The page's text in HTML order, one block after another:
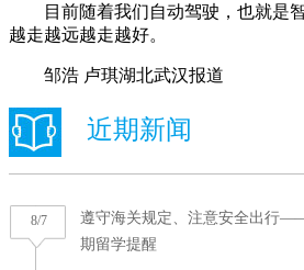
目前随着我们自动驾驶，也就是智
越走越远越走越好。
邹浩 卢琪湖北武汉报道